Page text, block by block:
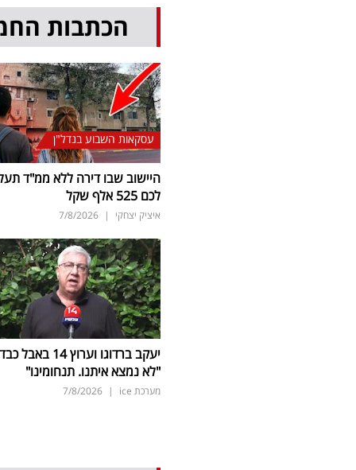
הכתבות
עסקאות השבוע בנדל"ן
היישוב שבו דירה ללא ממ"ד
לכם 525 אלף שקל
איציק יצחקי |
7/8/2026
יעקב ברדוגו וערוץ 14 באבל
"לא נמצא איתנו. תנחומינו"
מערכת ice |
7/8/2026